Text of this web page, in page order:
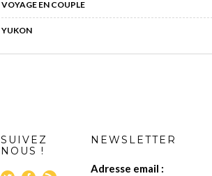
VOYAGE EN COUPLE
YUKON
SUIVEZ
NOUS !
NEWSLETTER
Adresse email :